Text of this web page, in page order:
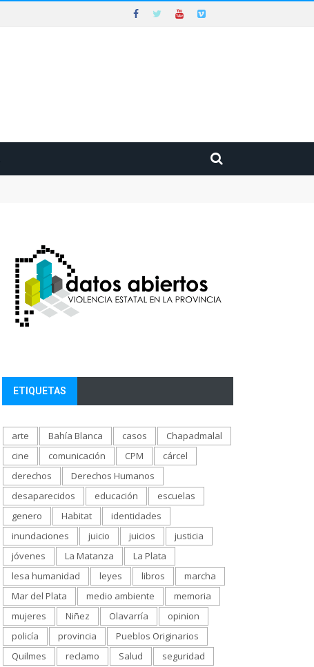
ETIQUETAS
arte Bahía Blanca casos
Chapadmalal
cine
comunicación CPM
cárcel
derechos
Derechos Humanos
desaparecidos
educación
escuelas
genero
Habitat
identidades
inundaciones
juicio juicios
justicia
jóvenes
La Matanza
La Plata
lesa humanidad
leyes libros
marcha
Mar del Plata
medio ambiente
memoria
mujeres
Niñez Olavarría
opinion
policía
provincia
Pueblos Originarios
Quilmes
reclamo Salud
seguridad